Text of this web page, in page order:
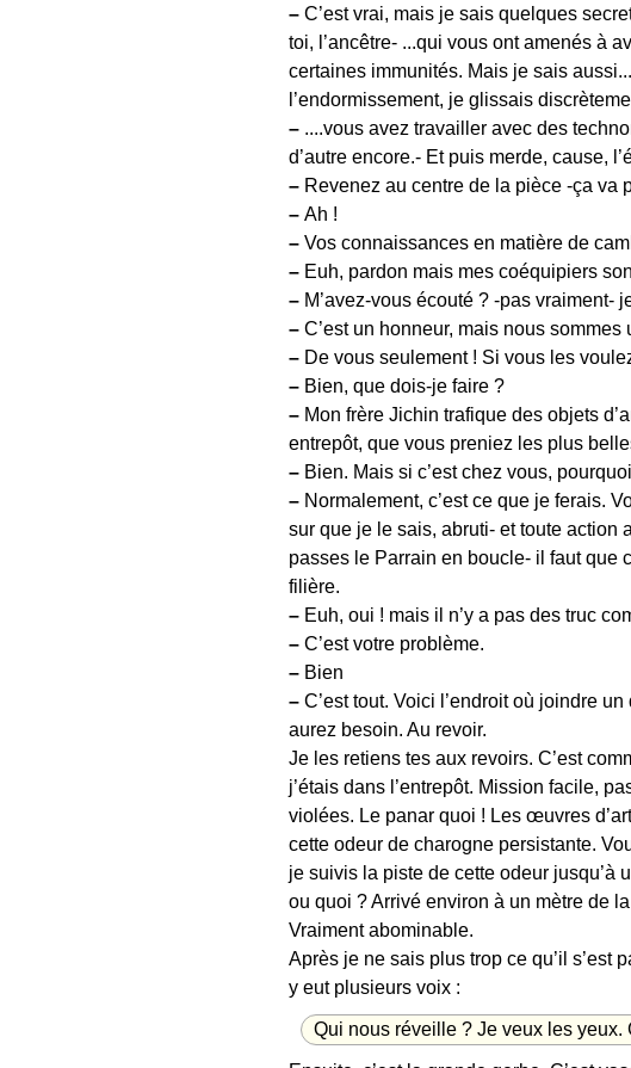
– C’est vrai, mais je sais quelques
toi, l’ancêtre- ...qui vous ont amenés à
certaines immunités. Mais je sais
l’endormissement, je glissais
– ....vous avez travailler avec des
d’autre encore.- Et puis merde, cause,
– Revenez au centre de la pièce -ça va
– Ah !
– Vos connaissances en matière de
– Euh, pardon mais mes coéquipiers
– M’avez-vous écouté ? -pas vraiment-
– C’est un honneur, mais nous sommes
– De vous seulement ! Si vous les
– Bien, que dois-je faire ?
– Mon frère Jichin trafique des objets
entrepôt, que vous preniez les plus
– Bien. Mais si c’est chez vous,
– Normalement, c’est ce que je ferais.
sur que je le sais, abruti- et toute action
passes le Parrain en boucle- il faut que
filière.
– Euh, oui ! mais il n’y a pas des truc
– C’est votre problème.
– Bien
– C’est tout. Voici l’endroit où joindre
aurez besoin. Au revoir.
Je les retiens tes aux revoirs. C’est
j’étais dans l’entrepôt. Mission facile,
violées. Le panar quoi ! Les œuvres
cette odeur de charogne persistante.
je suivis la piste de cette odeur jusqu’à
ou quoi ? Arrivé environ à un mètre de
Vraiment abominable.
Après je ne sais plus trop ce qu’il s’est
y eut plusieurs voix :
Qui nous réveille ? Je veux les yeux.